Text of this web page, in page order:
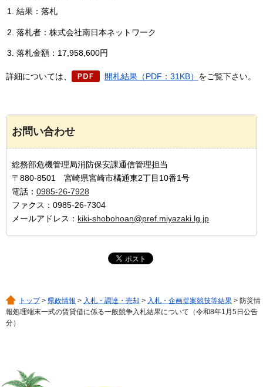
結果：落札
落札者：株式会社南日本ネットワーク
落札金額：17,958,600円
詳細については、 開札結果（PDF：31KB） をご覧下さい。
お問い合わせ
総務部危機管理局消防保安課通信管理担当
〒880-8501 宮崎県宮崎市橘通東2丁目10番1号
電話： 0985-26-7928
ファクス：0985-26-7304
メールアドレス： kiki-shobohoan@pref.miyazaki.lg.jp
トップ> 県政情報 > 入札・調達・売却 > 入札・企画提案競技等結果 > 防災情
報処理端末一式の賃貸借に係る一般競争入札結果について（令和8年1月5日公告
分）